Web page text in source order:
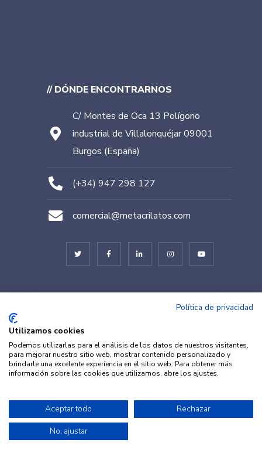
// DÓNDE ENCONTRARNOS
C/ Montes de Oca 13 Polígono
industrial de Villalonquéjar 09001
Burgos (España)
(+34) 947 298 127
comercial@metacrilatos.com
© METACRILATOS Y PLÁSTICOS
2022. Diseñado porTESEO –
Aviso legal
Política de privacidad
Utilizamos cookies
Podemos utilizarlas para el análisis de los datos de nuestros visitantes,
para mejorar nuestro sitio web, mostrar contenido personalizado y
brindarle una excelente experiencia en el sitio web. Para obtener más
información sobre las cookies que utilizamos, abre los ajustes.
Aceptar todo
Rechazar
No, ajustar